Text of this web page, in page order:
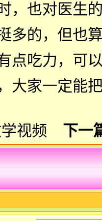
，也对医生
多的，但也
点吃力，可
大家一定能
视频 下一